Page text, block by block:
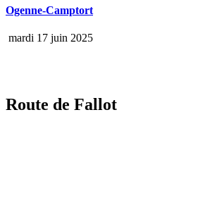
Ogenne-Camptort
mardi 17 juin 2025
Route de Fallot